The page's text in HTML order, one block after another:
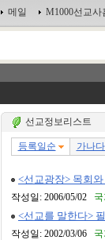
메일 M1000선교사
선교정보리스트